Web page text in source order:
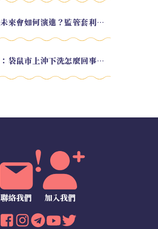
EP.217 美元穩定幣未來會如何演進？監管套利終將收斂？feat. 研究員 余哲安
EP.213 川普大攪局：袋鼠市上沖下洗怎麼回事？feat. Alvin
聯絡我們 加入我們